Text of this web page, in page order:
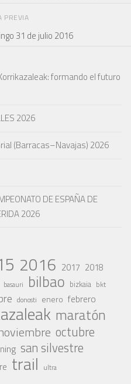
PREVIA
31 de julio 2016
formando el futuro
2026
(Barracas–Navajas) 2026
DE ESPAÑA DE
2026
2016 2017 2018
basauri bilbao bizkaia bkt
donosti enero febrero
maratón
octubre
san silvestre
trail ultra